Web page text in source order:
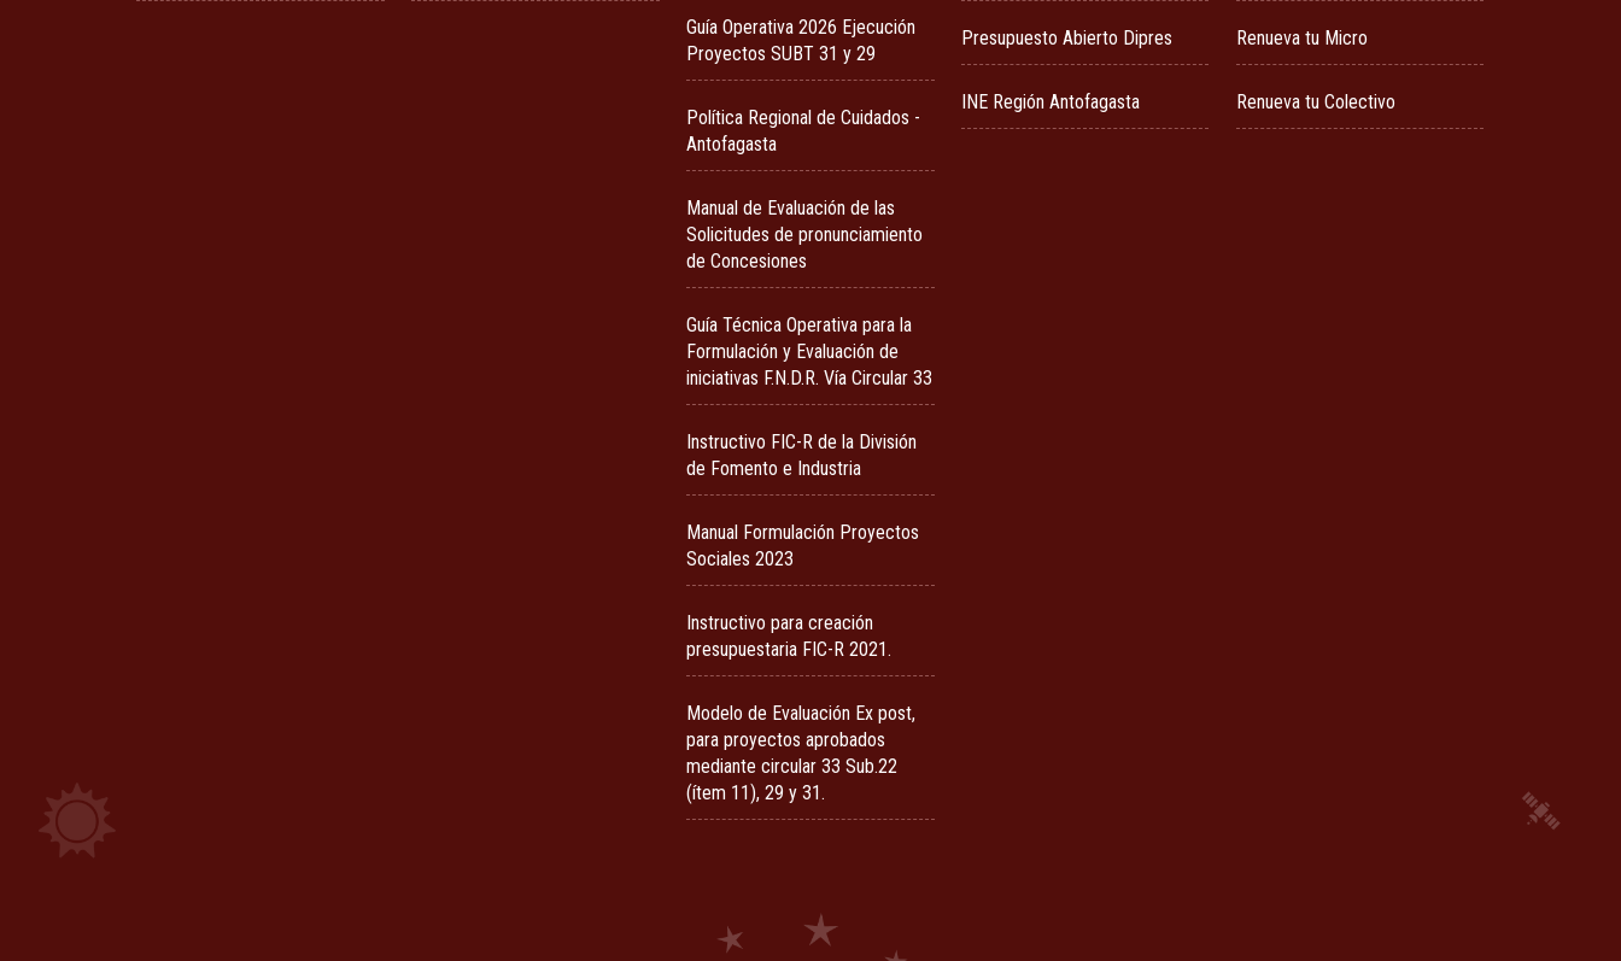
Guía Operativa 2026 Ejecución
Proyectos SUBT 31 y 29
Política Regional de Cuidados -
Antofagasta
Manual de Evaluación de las
Solicitudes de pronunciamiento
de Concesiones
Guía Técnica Operativa para la
Formulación y Evaluación de
iniciativas F.N.D.R. Vía Circular 33
Instructivo FIC-R de la División
de Fomento e Industria
Manual Formulación Proyectos
Sociales 2023
Instructivo para creación
presupuestaria FIC-R 2021.
Modelo de Evaluación Ex post,
para proyectos aprobados
mediante circular 33 Sub.22
(ítem 11), 29 y 31.
Presupuesto Abierto Dipres
INE Región Antofagasta
Renueva tu Micro
Renueva tu Colectivo